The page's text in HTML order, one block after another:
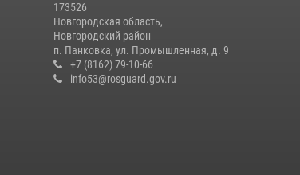
173526
Новгородская область,
Новгородский район
п. Панковка, ул. Промышленная, д. 9
+7 (8162) 79-10-66
info53@rosguard.gov.ru